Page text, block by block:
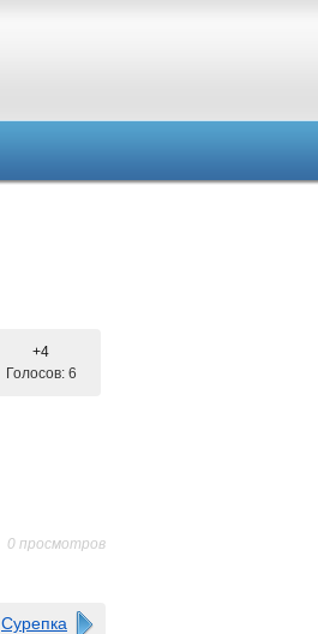
+4
Голосов: 6
0 просмотров
Сурепка